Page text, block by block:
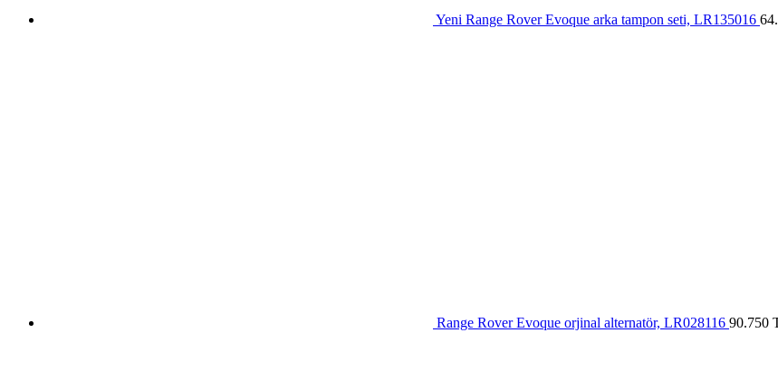
Yeni Range Rover Evoque arka tampon seti, LR135016
Range Rover Evoque orjinal alternatör, LR028116 90.750